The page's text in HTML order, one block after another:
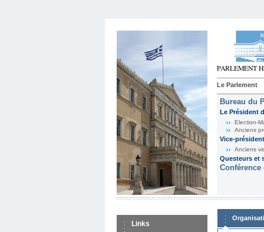
Le Parlement
Bureau du
Le Président
Election-
Anciens
Vice-
Anciens
Questeurs et
Links